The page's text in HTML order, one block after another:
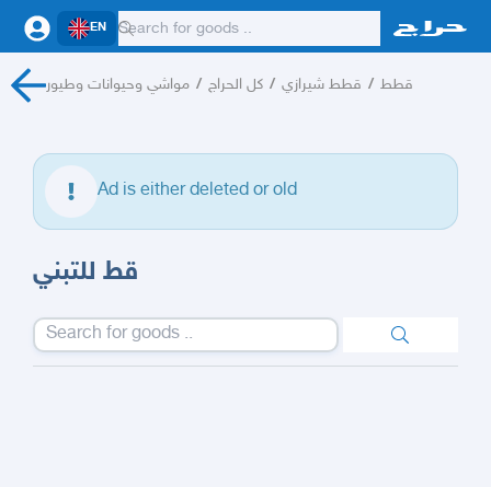
EN
مواشي وحيوانات وطيور / كل الحراج / قطط شيرازي / قطط
Ad is either deleted or old
قط للتبني